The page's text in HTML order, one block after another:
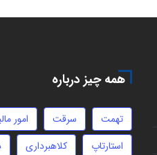
همه چیز درباره
تهمت سرقت امور
استارتاپ
کلاهبرداری